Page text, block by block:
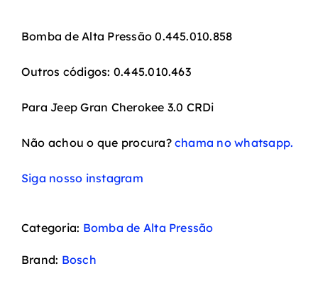
Bomba de Alta Pressão 0.445.010.858
Outros códigos: 0.445.010.463
Para Jeep Gran Cherokee 3.0 CRDi
Não achou o que procura?chama no whatsapp.
Siga nosso instagram
Categoria: Bomba de Alta Pressão
Brand: Bosch